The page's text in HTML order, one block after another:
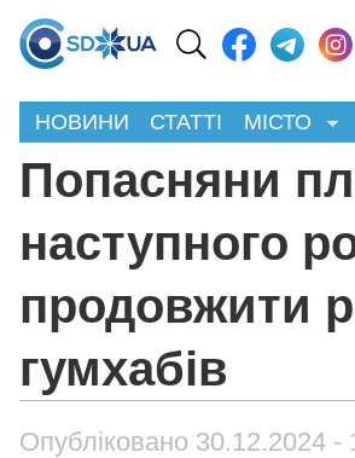
НОВИНИ СТАТТІ МІСТО
Попасняни
наступного
продовжити
гумхабів
Опубліковано 30.12.2024 -